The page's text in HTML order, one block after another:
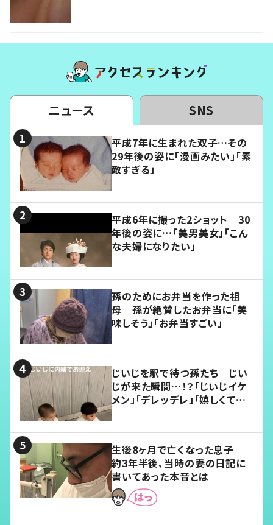
ニュース SNS
平成7年に生まれた双子…その
29年後の姿に「漫画みたい」「素
敵すぎる」
平成6年に撮った2ショット 30
年後の姿に…「美男美女」「こん
な夫婦になりたい」
孫のためにお弁当を作った祖
母 孫が絶賛したお弁当に「美
味しそう」「お弁当すごい」
じいじを駅で待つ孫たち じい
じが来た瞬間…！？「じいじイケ
メン」「デレッデレ」「嬉しくて可
生後8ヶ月で亡くなった息子
約3年半後、当時の妻の日記に
書いてあった本音とは